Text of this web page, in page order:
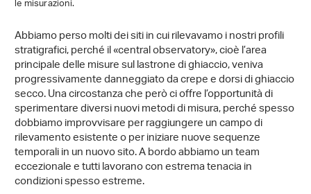
le misurazioni.
Abbiamo perso molti dei siti in cui rilevavamo i nostri profili
stratigrafici, perché il «central observatory», cioè l’area
principale delle misure sul lastrone di ghiaccio, veniva
progressivamente danneggiato da crepe e dorsi di ghiaccio
secco. Una circostanza che però ci offre l’opportunità di
sperimentare diversi nuovi metodi di misura, perché spesso
dobbiamo improvvisare per raggiungere un campo di
rilevamento esistente o per iniziare nuove sequenze
temporali in un nuovo sito. A bordo abbiamo un team
eccezionale e tutti lavorano con estrema tenacia in
condizioni spesso estreme.